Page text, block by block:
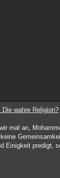
Die wahre Religion?
mal an,
keine
Einigkeit predigt,